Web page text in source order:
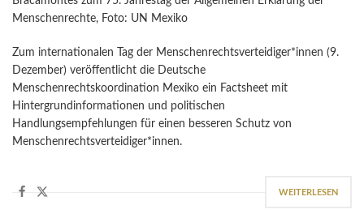
Menschenrechte, Foto: UN Mexiko
Zum internationalen Tag der Menschenrechtsverteidiger*innen (9.
Dezember) veröffentlicht die Deutsche
Menschenrechtskoordination Mexiko ein Factsheet mit
Hintergrundinformationen und politischen
Handlungsempfehlungen für einen besseren Schutz von
Menschenrechtsverteidiger*innen.
WEITERLESEN